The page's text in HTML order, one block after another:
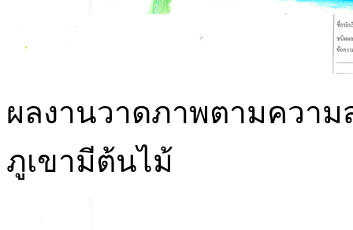
ผลงานวาดภาพตามความ
ภูเขามีต้นไม้